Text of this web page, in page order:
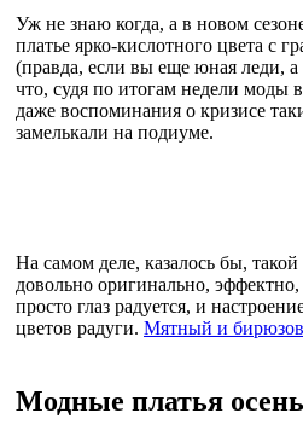
Уж не знаю когда, а в новом
платье ярко-кислотного цвета с
(правда, если вы еще юная леди,
что, судя по итогам недели
даже воспоминания о кризисе
замелькали на подиуме.
На самом деле, казалось бы,
довольно оригинально,
просто глаз радуется, и
цветов радуги. Мятный и
Модные платья